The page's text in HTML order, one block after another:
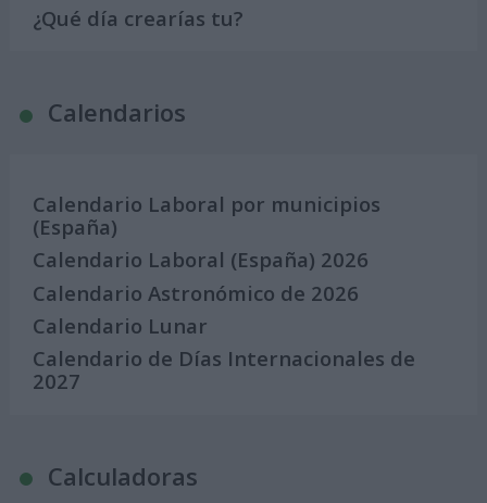
¿Qué día crearías tu?
Calendarios
Calendario Laboral por municipios
(España)
Calendario Laboral (España) 2026
Calendario Astronómico de 2026
Calendario Lunar
Calendario de Días Internacionales de
2027
Calculadoras